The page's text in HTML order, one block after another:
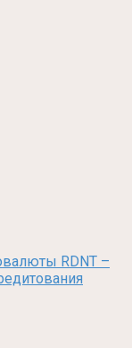
RDNT –